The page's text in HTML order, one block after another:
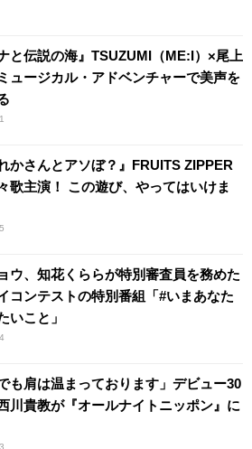
と伝説の海』TSUZUMI（ME:I）×尾上
ュージカル・アドベンチャーで美声を
かさんとアソぼ？』FRUITS ZIPPER
歌主演！ この遊び、やってはいけま
ウ、知花くららが特別審査員を務めた
コンテストの特別番組「#いまあなた
いこと」
も肩は温まっております」デビュー30
川貴教が『オールナイトニッポン』に